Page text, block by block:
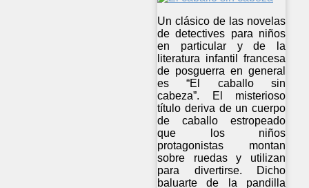
Un clásico de las novelas
de detectives para niños
en particular y de la
literatura infantil francesa
de posguerra en general
es “El caballo sin
cabeza”. El misterioso
título deriva de un cuerpo
de caballo estropeado
que los niños
protagonistas montan
sobre ruedas y utilizan
para divertirse. Dicho
baluarte de la pandilla